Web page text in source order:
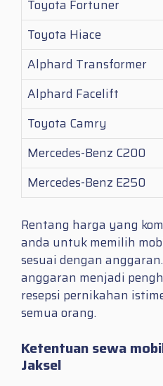
Toyota Fortuner
Toyota Hiace
Alphard Transformer
Alphard Facelift
Toyota Camry
Mercedes-Benz C200
Mercedes-Benz E250
Rentang harga yang
anda untuk memilih
sesuai dengan
anggaran menjadi
resepsi pernikahan
semua orang.
Ketentuan sewa
Jaksel